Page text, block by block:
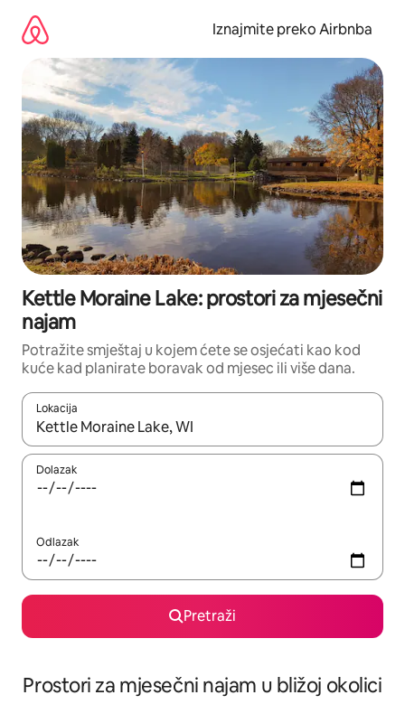
sadržaj
Iznajmite preko Airbnba
Kettle Moraine Lake: prostori za mjesečni
najam
Potražite smještaj u kojem ćete se osjećati kao kod
kuće kad planirate boravak od mjesec ili više dana.
Lokacija
Kada budu dostupni rezultati, moći ćete ih pregledati
Dolazak
Odlazak
Pretraži
Prostori za mjesečni najam u bližoj okolici